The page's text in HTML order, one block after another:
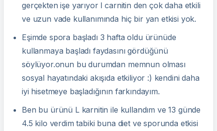
gerçekten işe yarıyor l carnitin den çok daha etkili
ve uzun vade kullanımında hiç bir yan etkisi yok.
Eşimde spora başladı 3 hafta oldu ürünüde
kullanmaya başladı faydasını gördüğünü
söylüyor.onun bu durumdan memnun olması
sosyal hayatındaki akışıda etkiliyor :) kendini daha
iyi hisetmeye başladığının farkındayım.
Ben bu ürünü L karnitin ile kullandım ve 13 günde
4.5 kilo verdim tabiki buna diet ve sporunda etkisi